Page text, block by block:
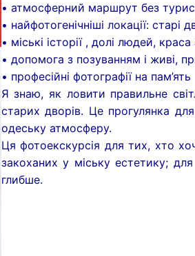
• атмосферний маршрут без
• найфотогенічніші локації:
• міські історії , долі людей,
• допомога з позуванням і живі,
• професійні фотографії на пам’ять
Я знаю, як ловити правильне
старих дворів. Це прогулянка
одеську атмосферу.
Ця фотоекскурсія для тих, хто
закоханих у міську естетику;
глибше.